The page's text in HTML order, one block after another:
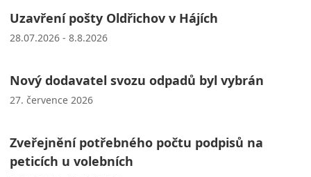
Uzavření pošty Oldřichov v Hájích
28.07.2026 - 8.8.2026
Nový dodavatel svozu odpadů byl vybrán
27. července 2026
Zveřejnění potřebného počtu podpisů na
peticích u volebních